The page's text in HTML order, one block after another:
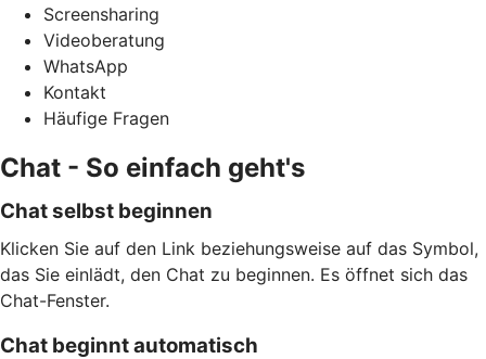
Screensharing
Videoberatung
WhatsApp
Kontakt
Häufige Fragen
Chat - So einfach geht's
Chat selbst beginnen
Klicken Sie auf den Link beziehungsweise auf das Symbol,
das Sie einlädt, den Chat zu beginnen. Es öffnet sich das
Chat-Fenster.
Chat beginnt automatisch